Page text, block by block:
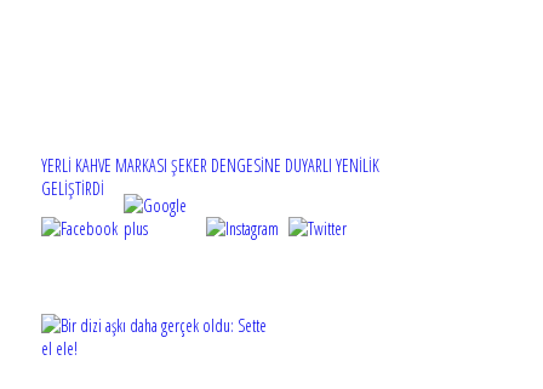
YERLİ KAHVE MARKASI ŞEKER DENGESİNE DUYARLI YENİLİK
GELİŞTİRDİ